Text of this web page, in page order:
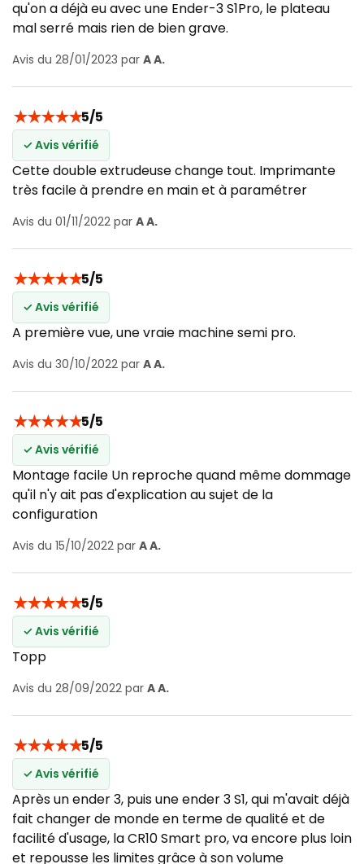
qu'on a déjà eu avec une Ender-3 S1Pro, le plateau
mal serré mais rien de bien grave.
Avis du 28/01/2023 par A A.
★★★★★5/5
✓ Avis vérifié
Cette double extrudeuse change tout. Imprimante
très facile à prendre en main et à paramétrer
Avis du 01/11/2022 par A A.
★★★★★5/5
✓ Avis vérifié
A première vue, une vraie machine semi pro.
Avis du 30/10/2022 par A A.
★★★★★5/5
✓ Avis vérifié
Montage facile Un reproche quand même dommage
qu'il n'y ait pas d'explication au sujet de la
configuration
Avis du 15/10/2022 par A A.
★★★★★5/5
✓ Avis vérifié
Topp
Avis du 28/09/2022 par A A.
★★★★★5/5
✓ Avis vérifié
Après un ender 3, puis une ender 3 S1, qui m'avait déjà
fait changer de monde en terme de qualité et de
facilité d'usage, la CR10 Smart pro, va encore plus loin
et repousse les limites grâce à son volume